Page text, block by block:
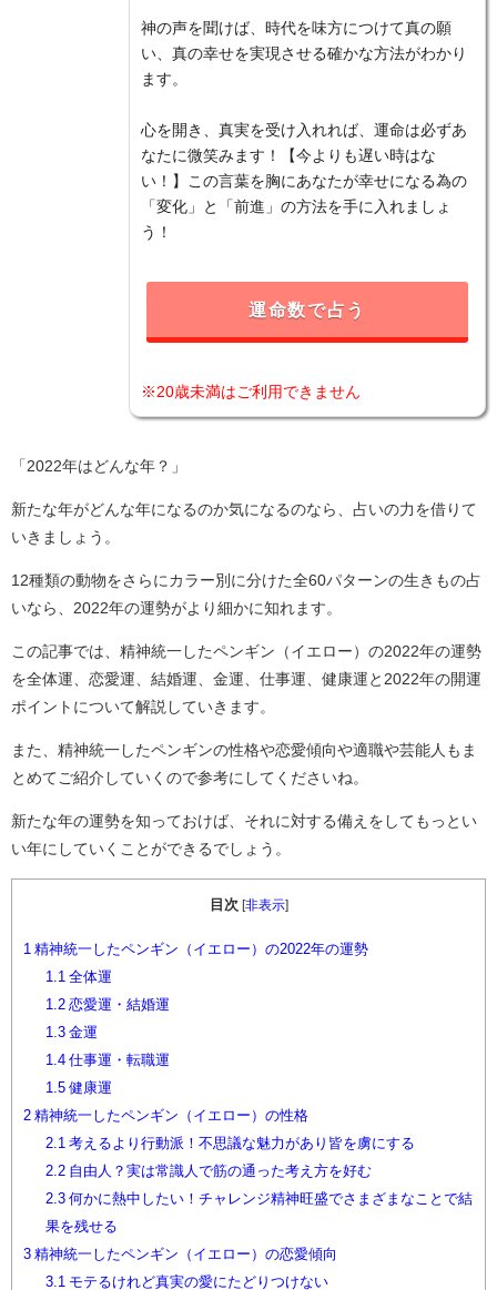
神の声を聞けば、時代を味方につけて真の願
い、真の幸せを実現させる確かな方法がわかり
ます。
心を開き、真実を受け入れれば、運命は必ずあ
なたに微笑みます！【今よりも遅い時はな
い！】この言葉を胸にあなたが幸せになる為の
「変化」と「前進」の方法を手に入れましょ
う！
運命数で占う
※20歳未満はご利用できません
「2022年はどんな年？」
新たな年がどんな年になるのか気になるのなら、占いの力を借りて
いきましょう。
12種類の動物をさらにカラー別に分けた全60パターンの生きもの占
いなら、2022年の運勢がより細かに知れます。
この記事では、精神統一したペンギン（イエロー）の2022年の運勢
を全体運、恋愛運、結婚運、金運、仕事運、健康運と2022年の開運
ポイントについて解説していきます。
また、精神統一したペンギンの性格や恋愛傾向や適職や芸能人もま
とめてご紹介していくので参考にしてくださいね。
新たな年の運勢を知っておけば、それに対する備えをしてもっとい
い年にしていくことができるでしょう。
目次 非表示]
1 精神統一したペンギン（イエロー）の2022年の運勢
1.1 全体運
1.2恋愛運・結婚運
1.3金運
1.4仕事運・転職運
1.5健康運
2 精神統一したペンギン（イエロー）の性格
2.1 考えるより行動派！不思議な魅力があり皆を虜にする
2.2自由人？実は常識人で筋の通った考え方を好む
2.3何かに熱中したい！チャレンジ精神旺盛でさまざまなことで結
果を残せる
3 精神統一したペンギン（イエロー）の恋愛傾向
3.1 モテるけれど真実の愛にたどりつけない